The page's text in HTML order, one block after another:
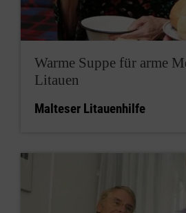
Warme Suppe für arme
Litauen
Malteser Litauenhilfe